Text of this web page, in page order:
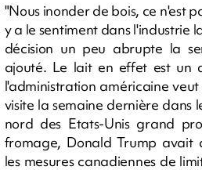
"Nous inonder de bois, ce n'est
y a le sentiment dans l'industrie
décision un peu abrupte la
ajouté. Le lait en effet est un
l'administration américaine
visite la semaine dernière dans
nord des Etats-Unis grand
fromage, Donald Trump avait
les mesures canadiennes de